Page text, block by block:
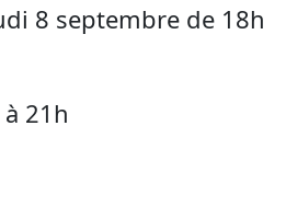
8 septembre de 18h
à 21h